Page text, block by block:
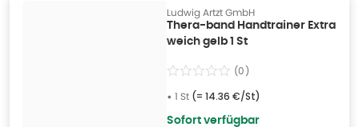
Ludwig Artzt GmbH
Thera-band Handtrainer Extra
weich gelb 1 St
(0)
• 1 St (= 14.36 €/St)
Sofort verfügbar